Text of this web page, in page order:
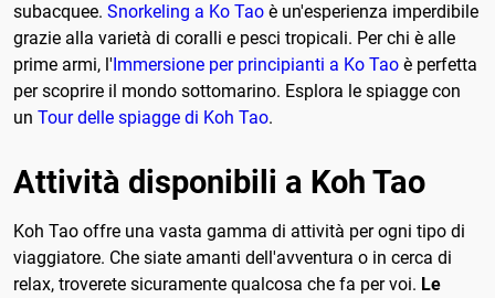
subacquee. Snorkeling a Ko Tao è un'esperienza imperdibile
grazie alla varietà di coralli e pesci tropicali. Per chi è alle
prime armi, l' Immersione per principianti a Ko Tao è perfetta
per scoprire il mondo sottomarino. Esplora le spiagge con
un Tour delle spiagge di Koh Tao.
Attività disponibili a Koh Tao
Koh Tao offre una vasta gamma di attività per ogni tipo di
viaggiatore. Che siate amanti dell'avventura o in cerca di
relax, troverete sicuramente qualcosa che fa per voi. Le